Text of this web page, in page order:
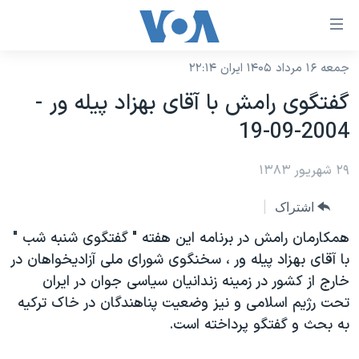
لینکهای
دسترسی
جهش
محتوای
اصلی
صفحه
اصلی
جهش
جستجو
نسخه سبک وب‌سایت
موضوع ها
ایران
آمریکا
جهان
ورزشی
گزیده‌ها
ویژه برنامه‌ها
برنامه های تلویزیونی
جدول برنامه ها
صفحه‌های ویژه
جام جهانی ۲۰۲۶
عملیات خشم حماسی
فرکانس‌های صدای آمریکا
پخش رادیویی
یادگیری زبان انگلیسی
جمعه ۱۶ مرداد ۱۴۰۵ ایران ۲۲:۱۴
گفتگوی رامش با آقای بهزاد پيله ور -
2004-09-19
۲۹ شهریور ۱۳۸۳
اشتراک
همکارمان رامش در برنامه اين هفته " گفتگوی شنبه شب "
با آقای بهزاد پيله ور ، سخنگوی شورای ملی آزاديخواهان در
خارج از کشور در زمينه زندانيان سياسی جوان در ايران
تحت رژيم اسلامی و نيز وضعيت پناهندگان در خاک ترکيه
به بحث و گفتگو پرداخته است.